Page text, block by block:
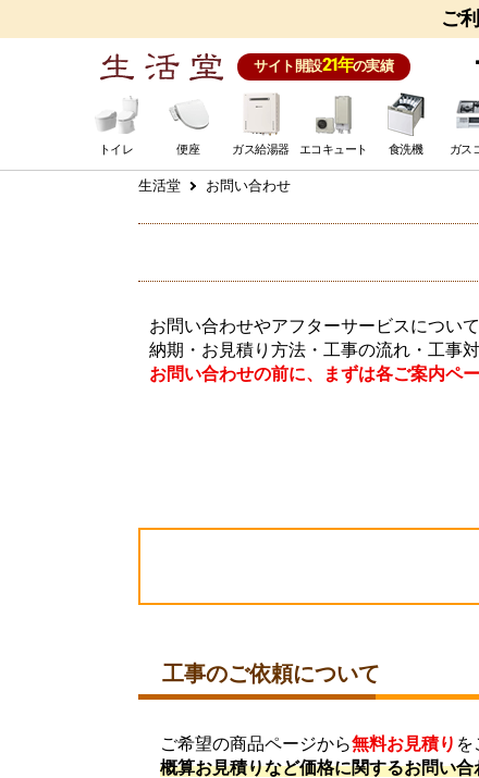
ご
サイト開設21年の実績
トイレ 便座 ガス給湯器 エコキュート 食洗機 ガス
生活堂 お問い合わせ
お問い合わせやアフターサービスについ
納期・お見積り方法・工事の流れ・工事
お問い合わせの前に、まずは各ご案内ペ
工事のご依頼について
ご希望の商品ページから無料お見積り を
概算お見積りなど価格に関するお問い